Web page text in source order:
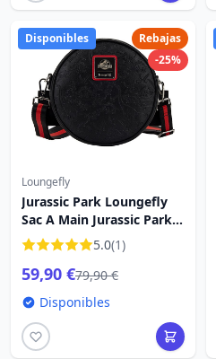
Rebajas
-25%
Disponibles
Loungefly
Jurassic Park Loungefly
Sac A Main Jurassic Park
Logo
5.0(1)
59,90 €79,90 €
Disponibles